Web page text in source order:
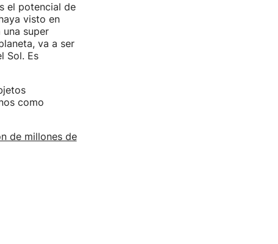
el potencial de
visto en
super
va a ser
Sol. Es
como
de millones de